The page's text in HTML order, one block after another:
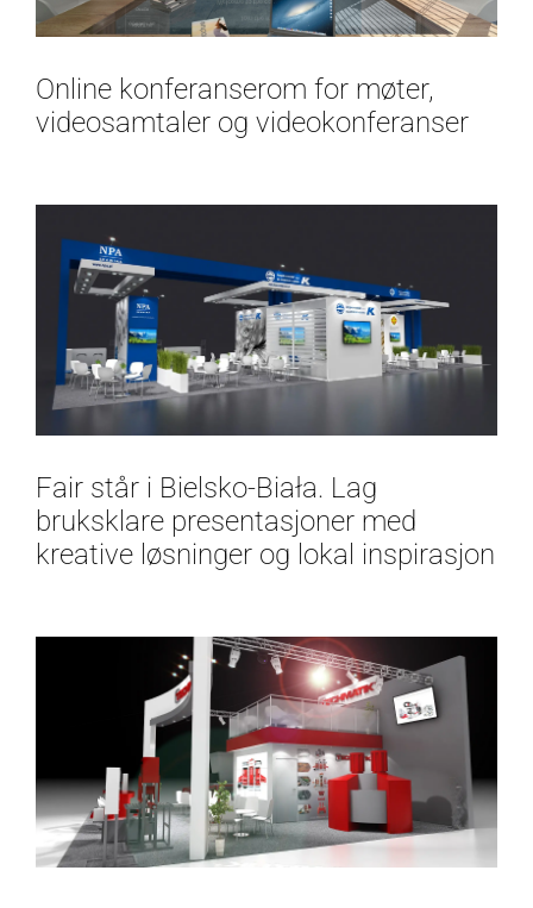
Online konferanserom for møter,
videosamtaler og videokonferanser
Fair står i Bielsko-Biała. Lag
bruksklare presentasjoner med
kreative løsninger og lokal inspirasjon